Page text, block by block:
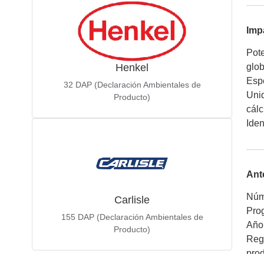
Henkel
32 DAP (Declaración Ambientales de
Producto)
Carlisle
155 DAP (Declaración Ambientales de
Producto)